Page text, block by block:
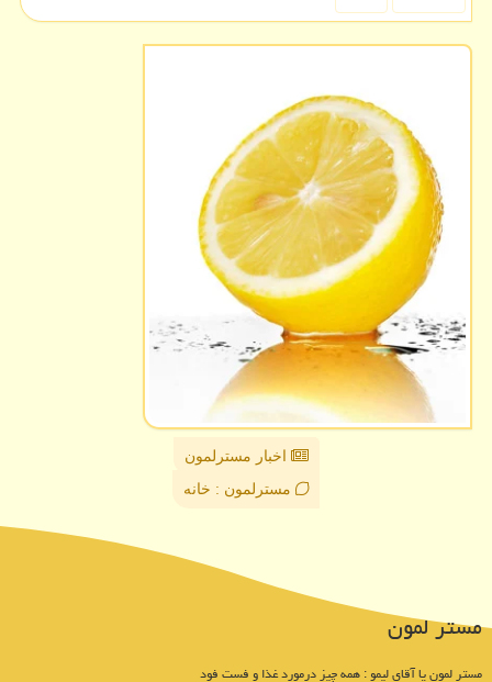
اخبار مسترلمون
مسترلمون : خانه
مستر لمون
مستر لمون یا آقای لیمو : همه چیز درمورد غذا و فست فود